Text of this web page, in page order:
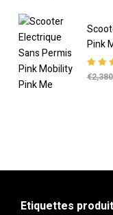
Pink
Note
€
Etiquettes